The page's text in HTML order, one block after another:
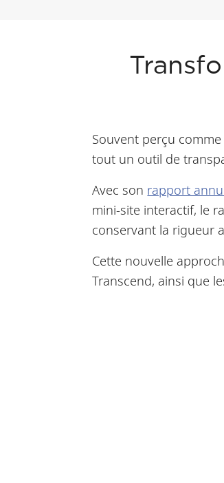
Souvent perçu
tout un outil de
Avec son rapport
mini-site interactif, le
conservant la rigueur
Cette nouvelle
Transcend, ainsi que